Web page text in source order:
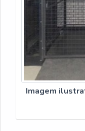
Imagem